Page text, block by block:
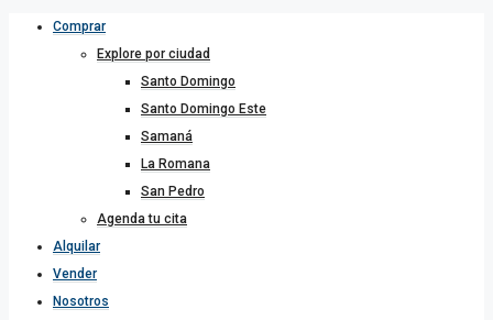
Comprar
Explore por ciudad
Santo Domingo
Santo Domingo Este
Samaná
La Romana
San Pedro
Agenda tu cita
Alquilar
Vender
Nosotros